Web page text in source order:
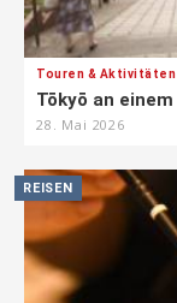
Touren & Aktivitäten
Tōkyō an
28. Mai 2026
REISEN